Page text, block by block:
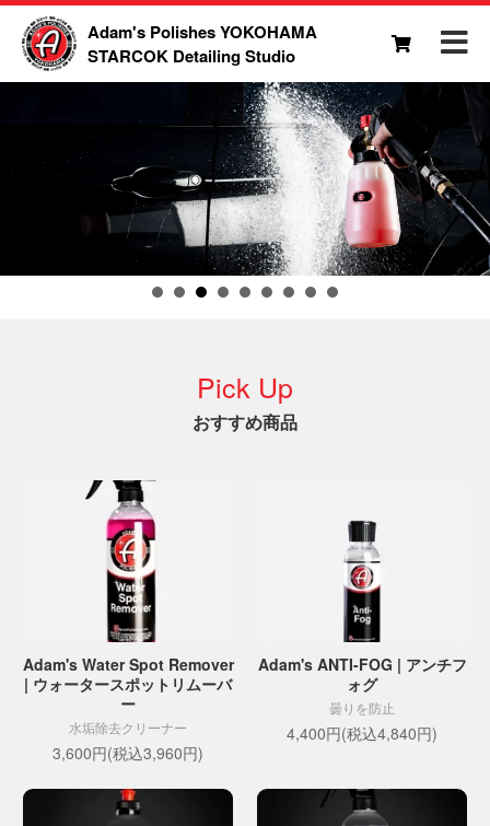
Adam's Polishes YOKOHAMA
STARCOK Detailing Studio
Pick Up
おすすめ商品
Adam's Water Spot Remover
| ウォータースポットリムーバ
ー
水垢除去クリーナー
3,600円(税込3,960円)
Adam's ANTI-FOG | アンチフ
ォグ
曇りを防止
4,400円(税込4,840円)